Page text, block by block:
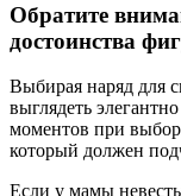
Обратите
достоинства
Выбирая наряд для
выглядеть
моментов при
который должен
Если у мамы